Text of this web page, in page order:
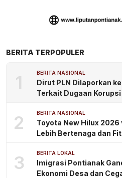
BERITA TERPOPULER
1 BERITA NASIONAL
Dirut PLN Dilaporkan
Terkait Dugaan
2 BERITA NASIONAL
Toyota New Hilux
Lebih Bertenaga dan
3 BERITA LOKAL
Imigrasi Pontianak
Ekonomi Desa dan